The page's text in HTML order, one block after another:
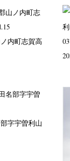
内町志賀高
03
字宇曽利山